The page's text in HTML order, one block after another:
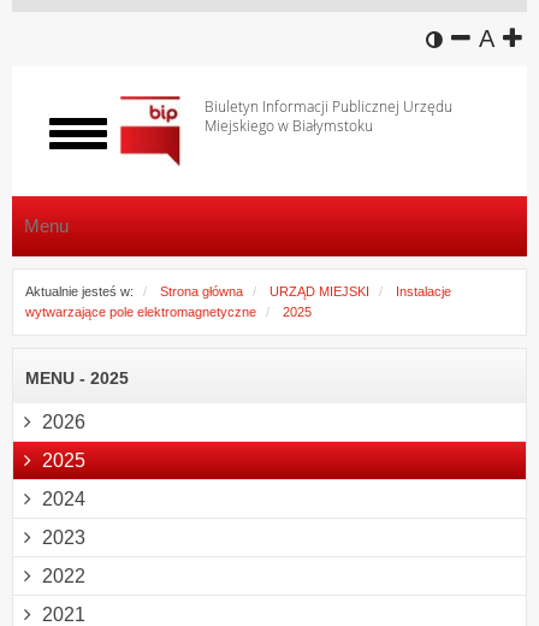
wersja
A
Biuletyn Informacji Publicznej Urzędu
Miejskiego w Białymstoku
Włącz
menu
Menu
Aktualnie jesteś w: Strona główna URZĄD MIEJSKI
Instalacje
wytwarzające pole elektromagnetyczne
2025
MENU - 2025
2026
2025
2024
2023
2022
2021